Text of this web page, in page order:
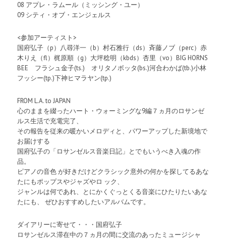
08 アプレ・ラムール（ミッシング・ユー）
09 シティ・オブ・エンジェルス
<参加アーティスト>
国府弘子（p）八尋洋一（b）村石雅行（ds）斉藤ノブ（perc）赤
木りえ（fl）梶原順（g）大坪稔明（kbds）杏里（vo）BIG HORNS
BEE フラシュ金子(ts.) オリタノボッタ(bs.)河合わかば(tb.)小林
フッシー(tp.)下神ヒマラヤン(tp.)
FROM L.A. to JAPAN
心のままを綴ったハート・ウォーミングな9編７ヵ月のロサンゼ
ルス生活で充電完了、
その報告を従来の暖かいメロディと、パワーアップした新境地で
お届けする
国府弘子の「ロサンゼルス音楽日記」とでもいうべき入魂の作
品。
ピアノの音色 が好きだけどクラシック意外の何かを探してるあな
たにもポップスやジャズやロ ック、
ジャンルは何であれ、とにかくぐっとくる音楽にひたりたいあな
たにも、 ぜひおすすめしたいアルバムです。
ダイアリーに寄せて・・・国府弘子
ロサンゼルス滞在中の７ヵ月の間に交流のあったミュージシャ